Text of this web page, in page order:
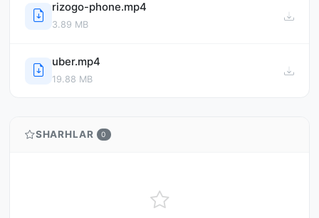
rizogo-phone.mp4
3.89 MB
uber.mp4
19.88 MB
SHARHLAR 0